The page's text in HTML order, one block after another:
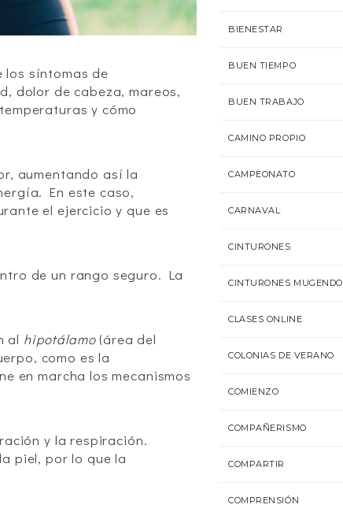
los síntomas de
dolor de cabeza, mareos,
y cómo
aumentando así la
En este caso,
el ejercicio y que es
de un rango seguro. La
al hipotálamo(área del
como es la
en marcha los mecanismos
y la respiración.
piel, por lo que la
BIENESTAR
BUEN TIEMPO
BUEN TRABAJO
CAMINO PROPIO
CAMPEONATO
CARNAVAL
CINTURONES
CINTURONES MUGENDO
CLASES ONLINE
COLONIAS DE VERANO
COMIENZO
COMPAÑERISMO
COMPARTIR
COMPRENSIÓN